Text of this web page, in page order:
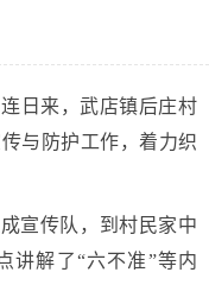
日来，武店镇后庄村
与防护工作，着力织
宣传队，到村民家中
讲解了“六不准”等内